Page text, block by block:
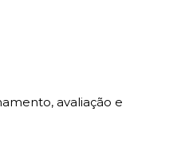
avaliação e